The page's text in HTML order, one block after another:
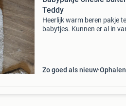
Teddy
Heerlijk warm beren pakje
babytjes. Kunnen er al in
Zo goed als nieuw